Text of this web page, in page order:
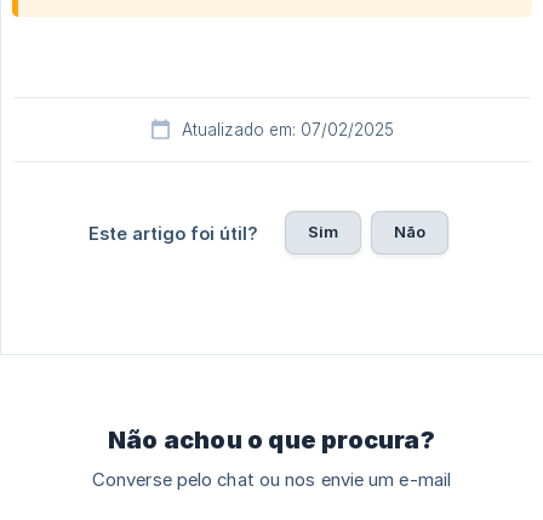
Atualizado em: 07/02/2025
Este artigo foi útil? Sim Não
Não achou o que procura?
Converse pelo chat ou nos envie um e-mail